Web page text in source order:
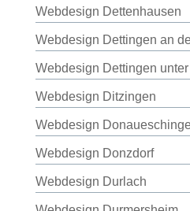
Webdesign Dettenhausen
Webdesign Dettingen an
Webdesign Dettingen unter
Webdesign Ditzingen
Webdesign
Webdesign Donzdorf
Webdesign Durlach